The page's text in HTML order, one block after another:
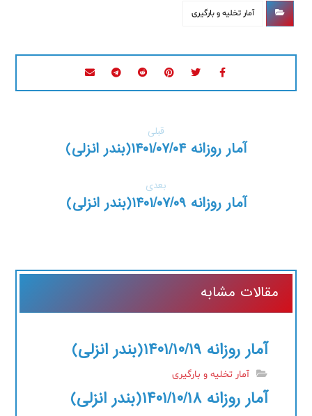
آمار تخلیه و بارگیری
قبلی
آمار روزانه ۱۴۰۱/۰۷/۰۴(بندر انزلی)
بعدی
آمار روزانه ۱۴۰۱/۰۷/۰۹(بندر انزلی)
مقالات مشابه
آمار روزانه ۱۴۰۱/۱۰/۱۹(بندر انزلی)
آمار تخلیه و بارگیری
آمار روزانه ۱۴۰۱/۱۰/۱۸(بندر انزلی)